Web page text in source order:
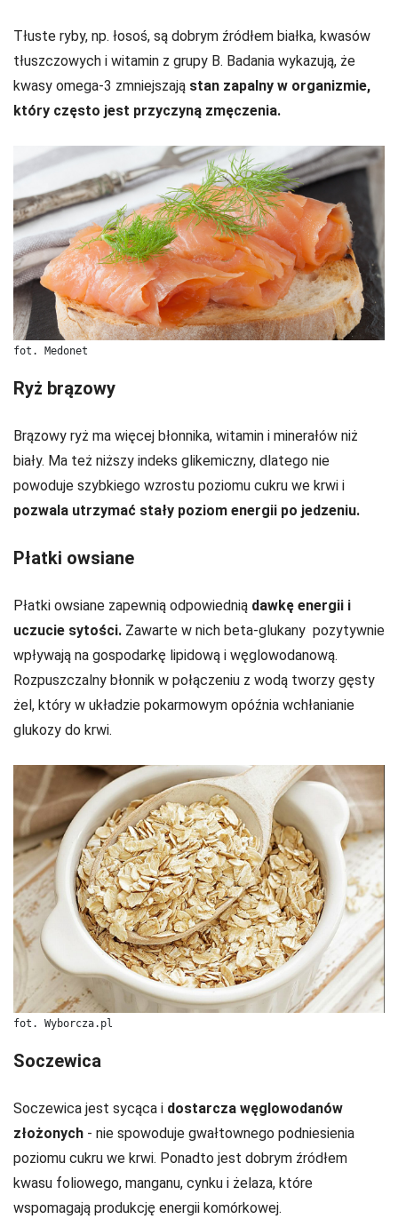
Tłuste ryby, np. łosoś, są dobrym źródłem białka, kwasów
tłuszczowych i witamin z grupy B. Badania wykazują, że
kwasy omega-3 zmniejszają stan zapalny w organizmie,
który często jest przyczyną zmęczenia.
fot. Medonet
Ryż brązowy
Brązowy ryż ma więcej błonnika, witamin i minerałów niż
biały. Ma też niższy indeks glikemiczny, dlatego nie
powoduje szybkiego wzrostu poziomu cukru we krwi i
pozwala utrzymać stały poziom energii po jedzeniu.
Płatki owsiane
Płatki owsiane zapewnią odpowiednią dawkę energii i
uczucie sytości. Zawarte w nich beta-glukany pozytywnie
wpływają na gospodarkę lipidową i węglowodanową.
Rozpuszczalny błonnik w połączeniu z wodą tworzy gęsty
żel, który w układzie pokarmowym opóźnia wchłanianie
glukozy do krwi.
fot. Wyborcza.pl
Soczewica
Soczewica jest sycąca i dostarcza węglowodanów
złożonych - nie spowoduje gwałtownego podniesienia
poziomu cukru we krwi. Ponadto jest dobrym źródłem
kwasu foliowego, manganu, cynku i żelaza, które
wspomagają produkcję energii komórkowej.